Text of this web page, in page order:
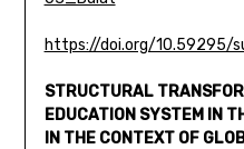
https://doi.org/10.59295/
STRUCTURAL
EDUCATION SYSTEM IN
IN THE CONTEXT OF